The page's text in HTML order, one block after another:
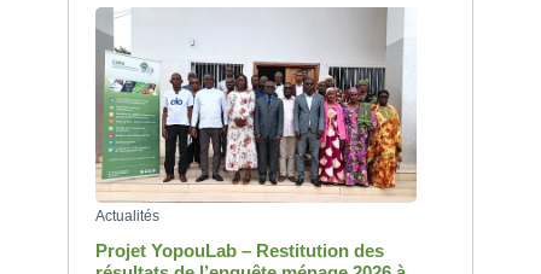
Actualités
Projet YopouLab – Restitution des